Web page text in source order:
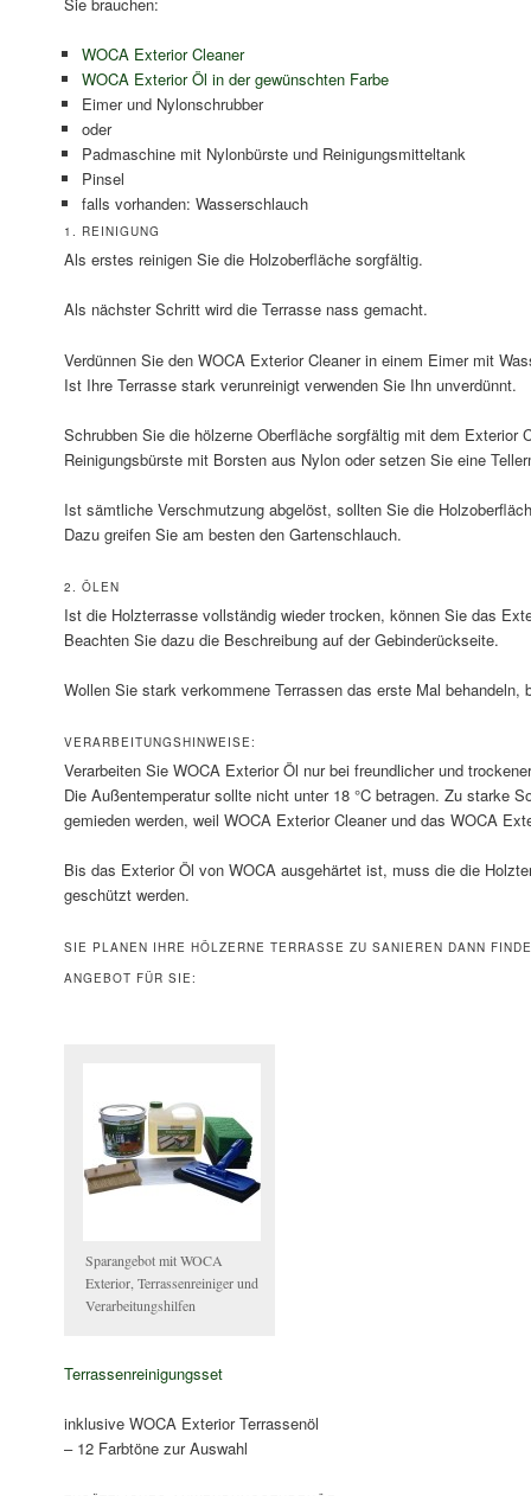
WOCA Exterior Cleaner
WOCA Exterior Öl in der gewünschten Farbe
Eimer und Nylonschrubber
oder
Padmaschine mit Nylonbürste und Reinigungsmitteltank
Pinsel
falls vorhanden: Wasserschlauch
1. REINIGUNG
Als erstes reinigen Sie die Holzoberfläche sorgfältig.
Als nächster Schritt wird die Terrasse nass gemacht.
Verdünnen Sie den WOCA Exterior Cleaner in einem Eimer mit
Ist Ihre Terrasse stark verunreinigt verwenden Sie Ihn unverdünnt.
Schrubben Sie die hölzerne Oberfläche sorgfältig mit dem Exterior
Reinigungsbürste mit Borsten aus Nylon oder setzen Sie eine
Ist sämtliche Verschmutzung abgelöst, sollten Sie die
Dazu greifen Sie am besten den Gartenschlauch.
2. ÖLEN
Ist die Holzterrasse vollständig wieder trocken, können Sie das
Beachten Sie dazu die Beschreibung auf der Gebinderückseite.
Wollen Sie stark verkommene Terrassen das erste Mal behandeln,
VERARBEITUNGSHINWEISE:
Verarbeiten Sie WOCA Exterior Öl nur bei freundlicher und
Die Außentemperatur sollte nicht unter 18 °C betragen. Zu starke
gemieden werden, weil WOCA Exterior Cleaner und das WOCA
Bis das Exterior Öl von WOCA ausgehärtet ist, muss die die
geschützt werden.
SIE PLANEN IHRE HÖLZERNE TERRASSE ZU SANIEREN DANN
ANGEBOT FÜR SIE:
Sparangebot mit WOCA
Exterior, Terrassenreiniger und
Verarbeitungshilfen
Terrassenreinigungsset
inklusive WOCA Exterior Terrassenöl
– 12 Farbtöne zur Auswahl